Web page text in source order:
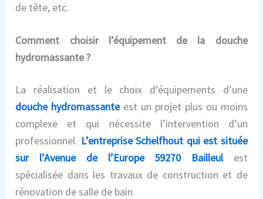
de tête, etc.
Comment choisir l’équipement de la douche
hydromassante ?
La réalisation et le choix d’équipements d’une
douche hydromassanteest un projet plus ou moins
complexe et qui nécessite l’intervention d’un
professionnel. L’entreprise Schelfhout qui est située
sur l’Avenue de l’Europe
59270 Bailleulest
spécialisée dans les travaux de construction et de
rénovation de salle de bain.